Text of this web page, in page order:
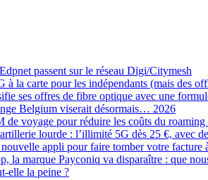
passent sur le réseau Digi/Citymesh
à la carte pour les indépendants (mais des
ses offres de fibre optique avec une
Belgium viserait désormais… 2026
de voyage pour réduire les coûts du
lourde : l’illimité 5G dès 25 €, avec
appli pour faire tomber votre facture
la marque Payconiq va disparaître : que
elle la peine ?